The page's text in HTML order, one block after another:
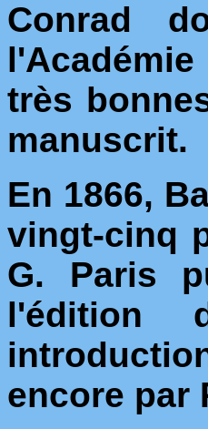
Conrad
très
manuscrit.
En 1866,
vingt-cinq
G. Paris
l'édition
encore par